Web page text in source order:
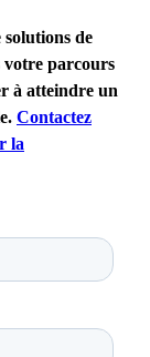
de
votre parcours
à atteindre un
Contactez
la